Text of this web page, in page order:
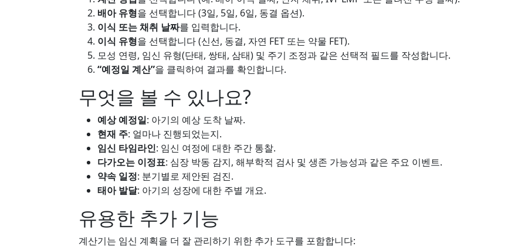
배아 유형을 선택합니다 (3일, 5일, 6일, 동결 옵션).
이식 또는 채취 날짜를 입력합니다.
이식 유형을 선택합니다 (신선, 동결, 자연 FET 또는 약물 FET).
모성 연령, 임신 유형(단태, 쌍태, 삼태) 및 주기 조정과 같은 선택적 필드를 작성합니다.
“예정일 계산”을 클릭하여 결과를 확인합니다.
무엇을 볼 수 있나요?
예상 예정일: 아기의 예상 도착 날짜.
현재 주: 얼마나 진행되었는지.
임신 타임라인: 임신 여정에 대한 주간 통찰.
다가오는 이정표: 심장 박동 감지, 해부학적 검사 및 생존 가능성과 같은 주요 이벤트.
약속 일정: 분기별로 제안된 검진.
태아 발달: 아기의 성장에 대한 주별 개요.
유용한 추가 기능
계산기는 임신 계획을 더 잘 관리하기 위한 추가 도구를 포함합니다: